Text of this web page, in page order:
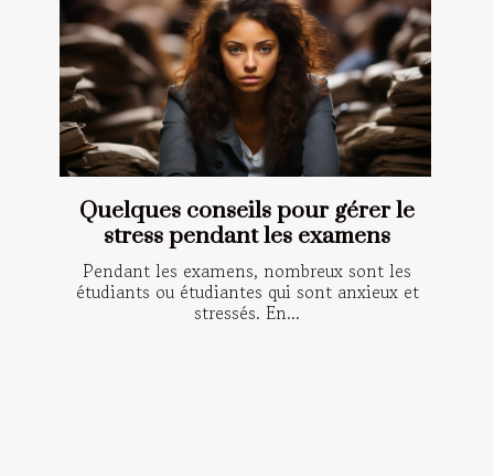
Quelques conseils pour gérer le
stress pendant les examens
Pendant les examens, nombreux sont les
étudiants ou étudiantes qui sont anxieux et
stressés. En...